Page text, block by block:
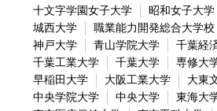
十文字学園女子大学
昭和女子大学
城西大学
職業能力開発総合大学校
神戸大学
青山学院大学
千葉経
千葉工業大学
千葉大学 専修大
早稲田大学
大阪工業大学 大東
中央学院大学
中央大学
東海大